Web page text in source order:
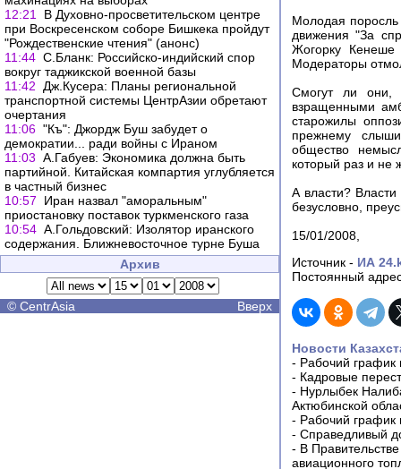
12:21
В Духовно-просветительском центре
при Воскресенском соборе Бишкека пройдут
"Рождественские чтения" (анонс)
11:44 С.Бланк: Российско-индийский спор
вокруг таджикской военной базы
11:42
Дж.Кусера: Планы региональной
транспортной системы ЦентрАзии обретают
очертания
11:06 "Къ": Джордж Буш забудет о
демократии... ради войны с Ираном
11:03 А.Габуев: Экономика должна быть
партийной. Китайская компартия углубляется
в частный бизнес
10:57
Иран назвал "аморальным"
приостановку поставок туркменского газа
10:54 А.Гольдовский: Изолятор иранского
содержания. Ближневосточное турне Буша
Архив
© CentrAsia Вверх
Молодая
движения "За
Жогорку Кенеше
Модераторы
Смогут ли они,
взращенными
старожилы
прежнему
общество
который раз и не
А власти? Власти
безусловно,
15/01/2008,
Источник - ИА
Постоянный
Новости
- Рабочий график
- Кадровые
- Нурлыбек
Актюбинской
- Рабочий график
- Справедливый
- В
авиационного